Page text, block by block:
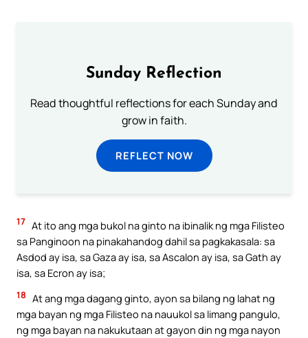
Sunday Reflection
Read thoughtful reflections for each Sunday and
grow in faith.
REFLECT NOW
17 At ito ang mga bukol na ginto na ibinalik ng mga Filisteo
sa Panginoon na pinakahandog dahil sa pagkakasala: sa
Asdod ay isa, sa Gaza ay isa, sa Ascalon ay isa, sa Gath ay
isa, sa Ecron ay isa;
18 At ang mga dagang ginto, ayon sa bilang ng lahat ng
mga bayan ng mga Filisteo na nauukol sa limang pangulo,
ng mga bayan na nakukutaan at gayon din ng mga nayon